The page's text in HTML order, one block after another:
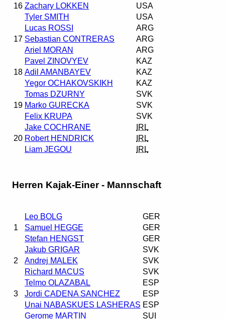
16 Zachary LOKKEN
USA
Tyler SMITH
USA
17
Lucas ROSSI
ARG
Sebastian CONTRERAS
ARG
Ariel MORAN
ARG
18
Pavel ZINOVYEV
KAZ
Adil AMANBAYEV
KAZ
Yegor OCHAKOVSKIKH
KAZ
19
Tomas DZURNY
SVK
Marko GURECKA
SVK
Felix KRUPA
SVK
20
Jake COCHRANE
IRL
Robert HENDRICK
IRL
Liam JEGOU
IRL
Herren Kajak-Einer - Mannschaft
1
Leo BOLG
GER
Samuel HEGGE
GER
Stefan HENGST
GER
2
Jakub GRIGAR
SVK
Andrej MALEK
SVK
Richard MACUS
SVK
3
Telmo OLAZABAL
ESP
Jordi CADENA SANCHEZ
ESP
Unai NABASKUES LASHERAS ESP
Gerome MARTIN
SUI